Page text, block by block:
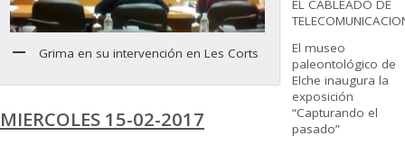
Grima en su intervención en Les Corts
MIERCOLES 15-02-2017
EL CABLEADO DE
El museo
paleontológico de
Elche inaugura la
exposición
“Capturando el
pasado”